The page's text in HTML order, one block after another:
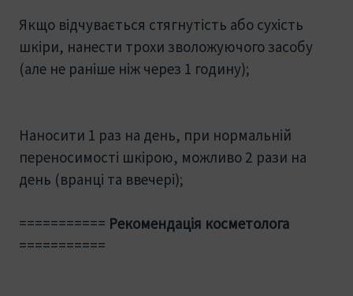
Якщо відчувається стягнутість або сухість
шкіри, нанести трохи зволожуючого засобу
(але не раніше ніж через 1 годину);
Наносити 1 раз на день, при нормальній
переносимості шкірою, можливо 2 рази на
день (вранці та ввечері);
=========== Рекомендація косметолога
===========